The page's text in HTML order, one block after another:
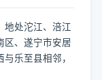
地处沱江、涪江
区、遂宁市安居
乐至县相邻，